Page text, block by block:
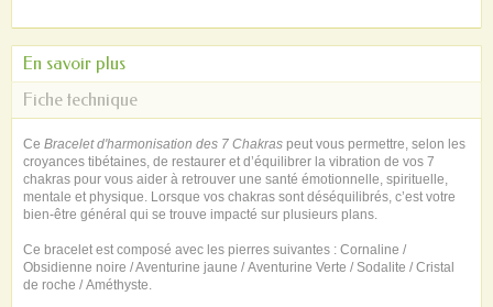
En savoir plus
Fiche technique
Ce Bracelet d'harmonisation des 7 Chakras peut vous permettre, selon les
croyances tibétaines, de restaurer et d’équilibrer la vibration de vos 7
chakras pour vous aider à retrouver une santé émotionnelle, spirituelle,
mentale et physique. Lorsque vos chakras sont déséquilibrés, c’est votre
bien-être général qui se trouve impacté sur plusieurs plans.
Ce bracelet est composé avec les pierres suivantes : Cornaline /
Obsidienne noire / Aventurine jaune / Aventurine Verte / Sodalite / Cristal
de roche / Améthyste.